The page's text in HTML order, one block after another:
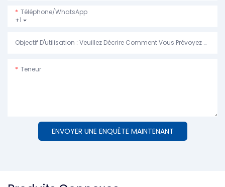
+1
Téléphone/WhatsApp
Objectif D'utilisation : Veuillez Décrire Comment Vous Prévoyez D'utiliser La Machine.
Teneur
ENVOYER UNE ENQUÊTE MAINTENANT